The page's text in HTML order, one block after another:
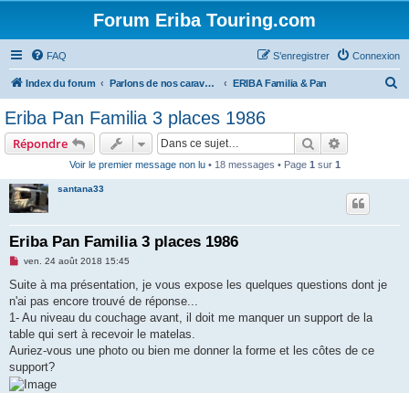
Forum Eriba Touring.com
FAQ Connexion
S’enregistrer
Index du forum Parlons de nos caravanes (anciennes et récentes) ERIBA Familia & Pan
Eriba Pan Familia 3 places 1986
Répondre Rechercher
Voir le premier message non lu• 18 messages • Page 1 sur 1
santana33
Eriba Pan Familia 3 places 1986
M
s
a
g
n
o
l
u
ven. 24 août 2018 15:45
Suite à ma présentation, je vous expose les quelques questions dont je
n'ai pas encore trouvé de réponse...
1- Au niveau du couchage avant, il doit me manquer un support de la
table qui sert à recevoir le matelas.
Auriez-vous une photo ou bien me donner la forme et les côtes de ce
support?